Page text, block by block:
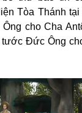
Tòa Thánh tại
cho Cha
Đức Ông